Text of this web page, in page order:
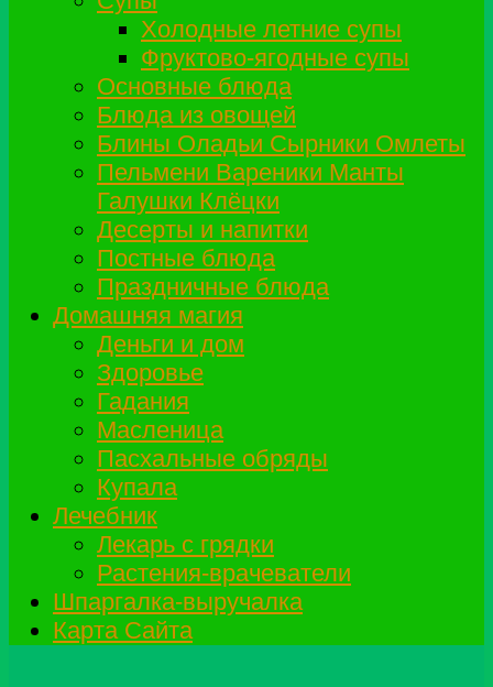
Холодные летние супы
Фруктово-ягодные супы
Основные блюда
Блюда из овощей
Блины Оладьи Сырники Омлеты
Пельмени Вареники Манты
Галушки Клёцки
Десерты и напитки
Постные блюда
Праздничные блюда
Домашняя магия
Деньги и дом
Здоровье
Гадания
Масленица
Пасхальные обряды
Купала
Лечебник
Лекарь с грядки
Растения-врачеватели
Шпаргалка-выручалка
Карта Сайта